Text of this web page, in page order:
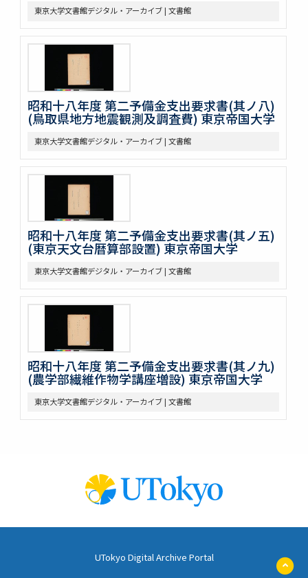
東京大学文書館デジタル・アーカイブ | 文書館
昭和十八年度 第二予備金支出要求書(其ノ八)
(鳥取県地方地震観測及調査費) 東京帝国大学
東京大学文書館デジタル・アーカイブ | 文書館
昭和十八年度 第二予備金支出要求書(其ノ五)
(東京天文台暦算部設置) 東京帝国大学
東京大学文書館デジタル・アーカイブ | 文書館
昭和十八年度 第二予備金支出要求書(其ノ九)
(農学部繊維作物学講座増設) 東京帝国大学
東京大学文書館デジタル・アーカイブ | 文書館
UTokyo Digital Archive Portal
ペ